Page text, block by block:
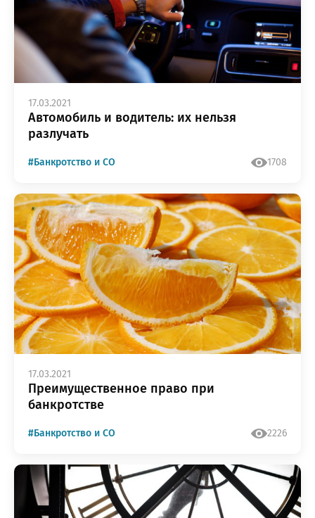
17.03.2021
Автомобиль и водитель: их нельзя
разлучать
#Банкротство и СО 1708
17.03.2021
Преимущественное право при
банкротстве
#Банкротство и СО 2226